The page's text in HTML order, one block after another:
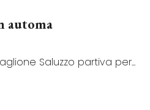
automa
Saluzzo partiva per...